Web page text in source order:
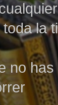
toda la
no